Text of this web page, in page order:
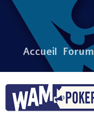
Accueil Forum